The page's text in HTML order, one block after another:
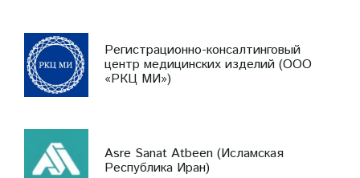
Регистрационно-консалтинговый
центр медицинских изделий (ООО
«РКЦ МИ»)
Asre Sanat Atbeen (Исламская
Республика Иран)